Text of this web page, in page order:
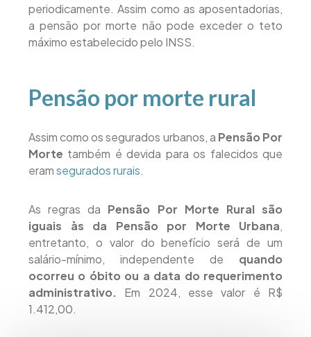
periodicamente. Assim como as aposentadorias,
a pensão por morte não pode exceder o teto
máximo estabelecido pelo INSS.
Pensão por morte rural
Assim como os segurados urbanos, a Pensão Por
Morte também é devida para os falecidos que
eramsegurados rurais.
As regras da Pensão Por Morte Rural são
iguais às da Pensão por Morte Urbana,
entretanto, o valor do benefício será de um
salário-mínimo, independente de quando
ocorreu o óbito ou a data do requerimento
administrativo. Em 2024, esse valor é R$
1.412,00.